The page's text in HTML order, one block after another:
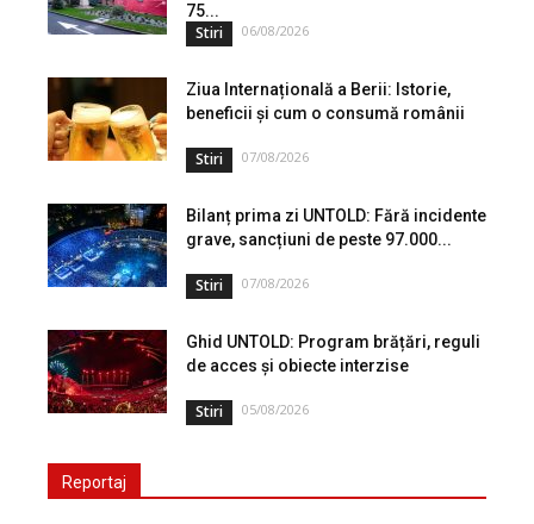
75...
Stiri 06/08/2026
Ziua Internațională a Berii: Istorie,
beneficii și cum o consumă românii
Stiri 07/08/2026
Bilanț prima zi UNTOLD: Fără incidente
grave, sancțiuni de peste 97.000...
Stiri 07/08/2026
Ghid UNTOLD: Program brățări, reguli
de acces și obiecte interzise
Stiri 05/08/2026
Reportaj